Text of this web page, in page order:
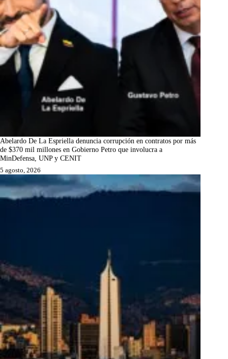
Abelardo De La Espriella denuncia corrupción en contratos por más
de $370 mil millones en Gobierno Petro que involucra a
MinDefensa, UNP y CENIT
5 agosto, 2026